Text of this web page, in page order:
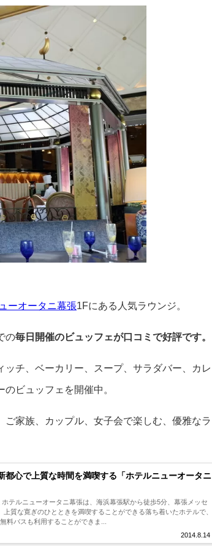
ーオータニ幕張1Fにある人気ラウンジ。
の毎日開催のビュッフェが口コミで好評です。
チ、ベーカリー、スープ、サラダバー、カレ
のビュッフェ を開催中。
家族、カップル、女子会で楽しむ、優雅なラ
都心で上質な時間を満喫する「ホテルニューオータニ
2014.8.14
テルニューオータニ幕張は、海浜幕張駅から徒歩5分、幕張メッセ
質な寛ぎのひとときを満喫することができる落ち着いたホテルで、
料バスも利用することができま...